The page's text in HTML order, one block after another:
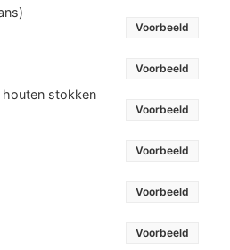
Voorbeeld
Voorbeeld
stokken
Voorbeeld
Voorbeeld
Voorbeeld
Voorbeeld